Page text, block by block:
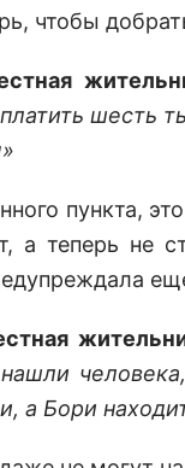
чтобы
шесть
пункта,
а теперь не
а Бори